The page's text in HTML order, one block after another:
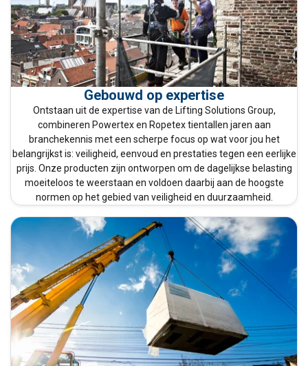
Gebouwd op expertise
Ontstaan uit de expertise van de Lifting Solutions Group,
combineren Powertex en Ropetex tientallen jaren aan
branchekennis met een scherpe focus op wat voor jou het
belangrijkst is: veiligheid, eenvoud en prestaties tegen een eerlijke
prijs. Onze producten zijn ontworpen om de dagelijkse belasting
moeiteloos te weerstaan en voldoen daarbij aan de hoogste
normen op het gebied van veiligheid en duurzaamheid.